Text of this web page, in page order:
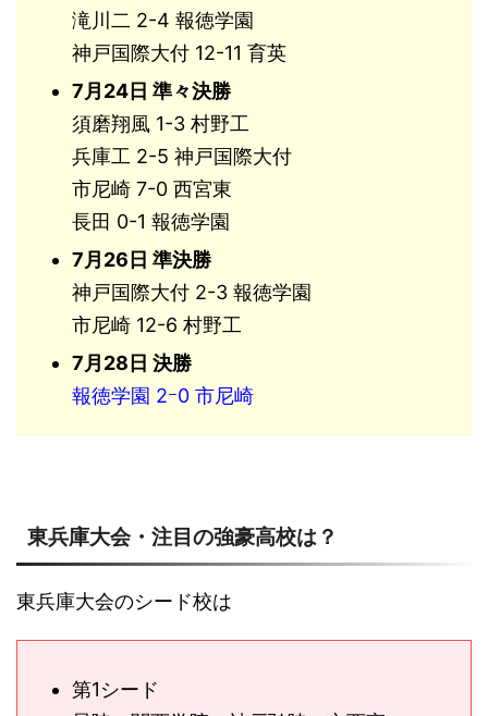
滝川二 2-4 報徳学園
神戸国際大付 12-11 育英
7月24日 準々決勝
須磨翔風 1-3 村野工
兵庫工 2-5 神戸国際大付
市尼崎 7-0 西宮東
長田 0-1 報徳学園
7月26日 準決勝
神戸国際大付 2-3 報徳学園
市尼崎 12-6 村野工
7月28日 決勝
報徳学園 2ｰ0 市尼崎
東兵庫大会・注目の強豪高校は？
東兵庫大会のシード校は
第1シード